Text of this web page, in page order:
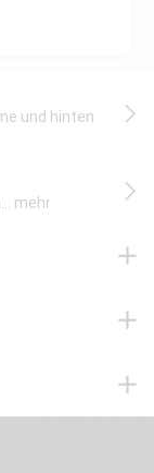
und hinten
mehr